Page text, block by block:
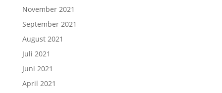
November 2021
September 2021
August 2021
Juli 2021
Juni 2021
April 2021